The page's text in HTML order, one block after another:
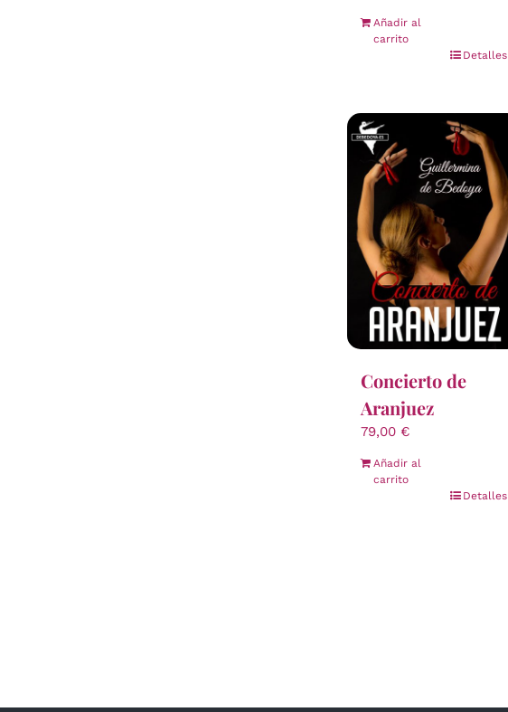
Añadir al
carrito
Detalles
Concierto de
Aranjuez
79,00 €
Añadir al
carrito
Detalles